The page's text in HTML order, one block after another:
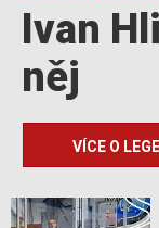
Ivan
něj
VÍCE O